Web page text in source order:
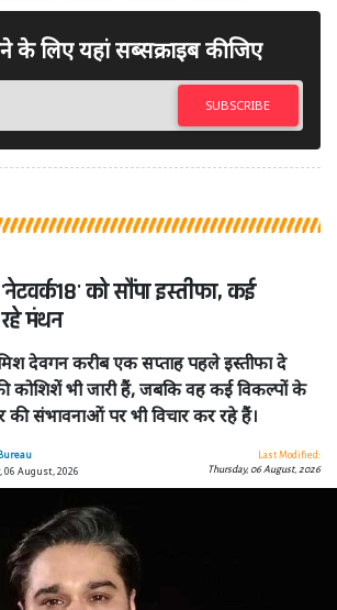
के लिए यहां सब्सक्राइब कीजिए
SUBSCRIBE
को सौंपा इस्तीफा, कई
मंथन
देवगन करीब एक सप्ताह पहले इस्तीफा दे
कोशिशें भी जारी हैं, जबकि वह कई विकल्पों के
संभावनाओं पर भी विचार कर रहे हैं।
06 August, 2026
Last Modified:
Thursday, 06 August, 2026